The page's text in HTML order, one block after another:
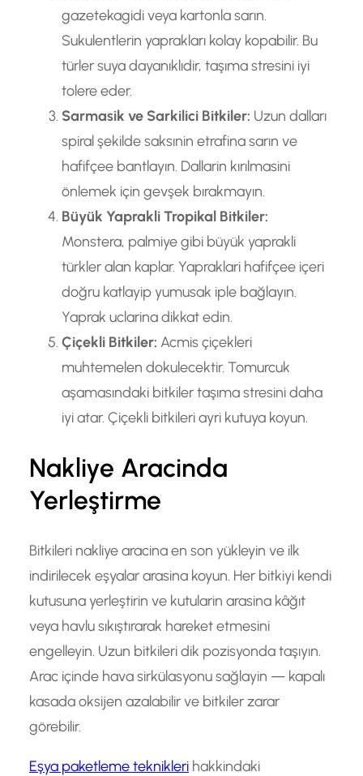
gazetekagidi veya kartonla sarın.
Sukulentlerin yaprakları kolay kopabilir. Bu
türler suya dayanıklıdir, taşıma stresini iyi
tolere eder.
Sarmasik ve Sarkilici Bitkiler: Uzun dalları
spiral şekilde saksınin etrafina sarın ve
hafifçee bantlayın. Dallarin kırılmasini
önlemek için gevşek bırakmayın.
Büyük Yaprakli Tropikal Bitkiler:
Monstera, palmiye gibi büyük yaprakli
türkler alan kaplar. Yapraklari hafifçee içeri
doğru katlayip yumusak iple bağlayın.
Yaprak uclarina dikkat edin.
Çiçekli Bitkiler: Acmis çiçekleri
muhtemelen dokulecektir. Tomurcuk
aşamasındaki bitkiler taşıma stresini daha
iyi atar. Çiçekli bitkileri ayri kutuya koyun.
Nakliye Aracinda
Yerleştirme
Bitkileri nakliye aracina en son yükleyin ve ilk
indirilecek eşyalar arasina koyun. Her bitkiyi kendi
kutusuna yerleştirin ve kutularin arasina kâğıt
veya havlu sıkıştırarak hareket etmesini
engelleyin. Uzun bitkileri dik pozisyonda taşıyın.
Arac içinde hava sirkülasyonu sağlayin — kapalı
kasada oksijen azalabilir ve bitkiler zarar
görebilir.
Eşya paketleme teknikleri hakkindaki